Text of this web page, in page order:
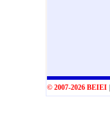
© 2007-2026 BEIEI|